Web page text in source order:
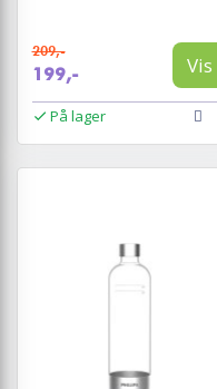
209,-
199,- Vis
På lager